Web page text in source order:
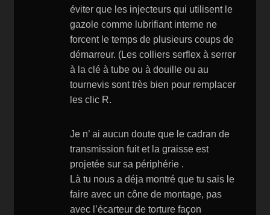
éviter que les injecteurs qui utilisent le
gazole comme lubrifiant interne ne
forcent le temps de plusieurs coups de
démarreur. (Les colliers serflex à serrer
à la clé à tube ou à douille ou au
tournevis sont très bien pour remplacer
les clic R.
Je n’ ai aucun doute que le cadran de
transmission fuit et la graisse est
projetée sur sa périphérie .
Là tu nous a déja montré que tu sais le
faire avec un cône de montage, pas
avec l’écarteur de torture façon